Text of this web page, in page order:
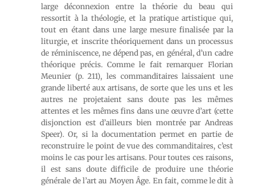
large déconnexion entre la théorie du beau qui
ressortit à la théologie, et la pratique artistique qui,
tout en étant dans une large mesure finalisée par la
liturgie, et inscrite théoriquement dans un processus
de réminiscence, ne dépend pas, en général, d’un cadre
théorique précis. Comme le fait remarquer Florian
Meunier (p. 211), les commanditaires laissaient une
grande liberté aux artisans, de sorte que les uns et les
autres ne projetaient sans doute pas les mêmes
attentes et les mêmes fins dans une œuvre d’art (cette
disjonction est d’ailleurs bien montrée par Andreas
Speer). Or, si la documentation permet en partie de
reconstruire le point de vue des commanditaires, c’est
moins le cas pour les artisans. Pour toutes ces raisons,
il est sans doute difficile de produire une théorie
générale de l’art au Moyen Âge. En fait, comme le dit à